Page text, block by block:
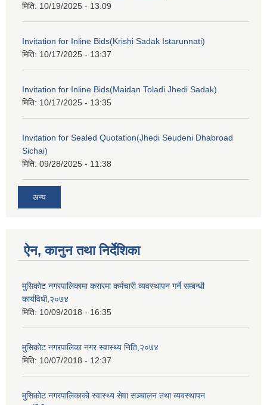
मिति: 10/19/2025 - 13:09
Invitation for Inline Bids(Krishi Sadak Istarunnati)
मिति: 10/17/2025 - 13:37
Invitation for Inline Bids(Maidan Toladi Jhedi Sadak)
मिति: 10/17/2025 - 13:35
Invitation for Sealed Quotation(Jhedi Seudeni Dhabroad
Sichai)
मिति: 09/28/2025 - 11:38
अन्य
ऐन, कानुन तथा निर्देशिका
मुसिकाेट नगरपालिकामा करारमा कर्मचारी व्यवस्थापन गर्ने सम्बन्धी
कार्यविधी,२०७४
मिति: 10/09/2018 - 16:35
मुसिकाेट नगरपालिका नगर स्वास्थ्य निति,२०७४
मिति: 10/07/2018 - 12:37
मुसिकोट नगरपालिकाको स्वास्थ्य सेवा सञ्चालन तथा व्यवस्थापन